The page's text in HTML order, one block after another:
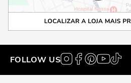
FOLLOW US